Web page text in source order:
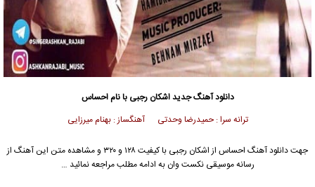
دانلود آهنگ جدیداشکان رجبی با نام احساس
ترانه سرا : حمیدرضا وحدتی آهنگساز : بهنام میرزایی
جهت دانلود آهنگ احساس از اشکان رجبی
با کیفیت ۱۲۸ و ۳۲۰ و مشاهده متن این آهنگ از
رسانه موسیقی نکست وان به ادامه مطلب مراجعه نمائید …